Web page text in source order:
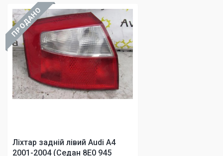
ПРОДАНО
Ліхтар задній лівий Audi A4
2001-2004 (Седан 8E0 945